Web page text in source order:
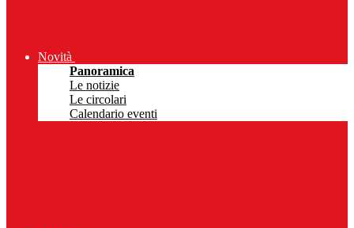
Novità
Panoramica
Le notizie
Le circolari
Calendario eventi